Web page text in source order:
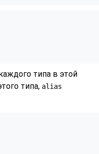
типа в этой
типа, alias